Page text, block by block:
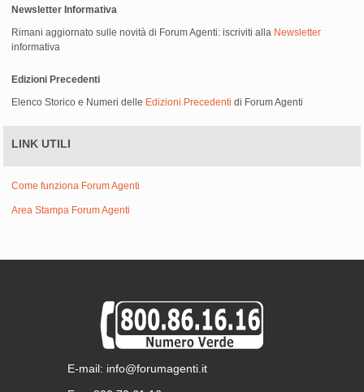
Newsletter Informativa
Rimani aggiornato sulle novità di Forum Agenti: iscriviti alla Newsletter
informativa
Edizioni Precedenti
Elenco Storico e Numeri delle Edizioni Precedenti di Forum Agenti
LINK UTILI
Come funziona Forum Agenti
Area Stampa Forum Agenti
E-mail: info@forumagenti.it